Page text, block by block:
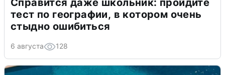
тест по географии, в котором очень
стыдно ошибиться
6 августа 128